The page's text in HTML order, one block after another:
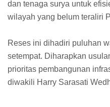
dan tenaga surya untuk
wilayah yang belum teraliri
Reses ini dihadiri puluhan
setempat. Diharapkan
prioritas pembangunan
diwakili Harry Sarasati